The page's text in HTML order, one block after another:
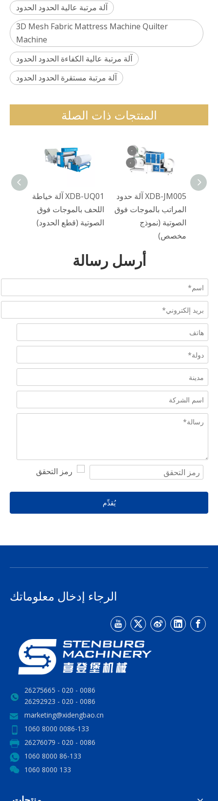
آلة مرتبة عالية الحدود الحدود
3D Mesh Fabric Mattress Machine Quilter
Machine
آلة مرتبة عالية الكفاءة الحدود الحدود
آلة مرتبة مستقرة الحدود الحدود
المنتجات ذات الصلة
XDB-UQ01 آلة خياطة
اللحف بالموجات فوق
الصوتية (قطع الحدود)
XDB-JM005 آلة حدود
المراتب بالموجات فوق
الصوتية (نموذج
مخصص)
أرسل رسالة
يُقدِّم
الرجاء إدخال معلوماتك
0086 - 020 - 26275665
0086 - 020 - 26292923
marketing@xidengbao.cn
0086-133 8000 1060
0086 - 020 - 26276079
86-133 8000 1060
133 8000 1060